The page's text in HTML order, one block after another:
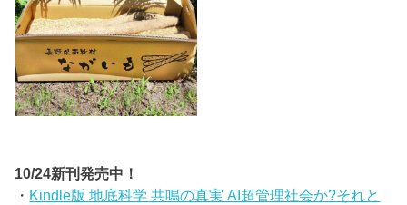
10/24新刊発売中！
・ Kindle版 地底科学 共鳴の真実 AI超管理社会か?それと